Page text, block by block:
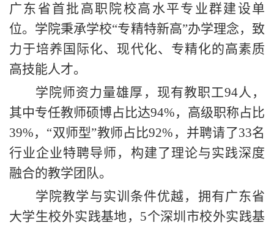
广东省首批高职院校高水平专业群建设单
位。学院秉承学校“专精特新高”办学理念，致
力于培养国际化、现代化、专精化的高素质
高技能人才。
学院师资力量雄厚，现有教职工94人，
其中专任教师硕博占比达94%，高级职称占比
39%，“双师型”教师占比92%，并聘请了33名
行业企业特聘导师，构建了理论与实践深度
融合的教学团队。
学院教学与实训条件优越，拥有广东省
大学生校外实践基地，5个深圳市校外实践基